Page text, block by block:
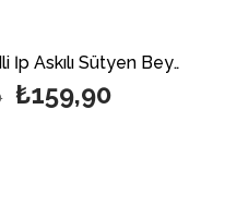
İyteks Kadın Pedli İp Askılı Sütyen Beyaz
₺159,90